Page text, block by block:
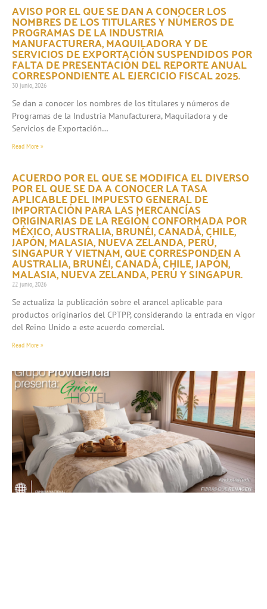
AVISO POR EL QUE SE DAN A CONOCER LOS
NOMBRES DE LOS TITULARES Y NÚMEROS DE
PROGRAMAS DE LA INDUSTRIA
MANUFACTURERA, MAQUILADORA Y DE
SERVICIOS DE EXPORTACIÓN SUSPENDIDOS POR
FALTA DE PRESENTACIÓN DEL REPORTE ANUAL
CORRESPONDIENTE AL EJERCICIO FISCAL 2025.
30 junio, 2026
Se dan a conocer los nombres de los titulares y números de
Programas de la Industria Manufacturera, Maquiladora y de
Servicios de Exportación…
Read More »
ACUERDO POR EL QUE SE MODIFICA EL DIVERSO
POR EL QUE SE DA A CONOCER LA TASA
APLICABLE DEL IMPUESTO GENERAL DE
IMPORTACIÓN PARA LAS MERCANCÍAS
ORIGINARIAS DE LA REGIÓN CONFORMADA POR
MÉXICO, AUSTRALIA, BRUNÉI, CANADÁ, CHILE,
JAPÓN, MALASIA, NUEVA ZELANDA, PERÚ,
SINGAPUR Y VIETNAM, QUE CORRESPONDEN A
AUSTRALIA, BRUNÉI, CANADÁ, CHILE, JAPÓN,
MALASIA, NUEVA ZELANDA, PERÚ Y SINGAPUR.
22 junio, 2026
Se actualiza la publicación sobre el arancel aplicable para
productos originarios del CPTPP, considerando la entrada en vigor
del Reino Unido a este acuerdo comercial.
Read More »